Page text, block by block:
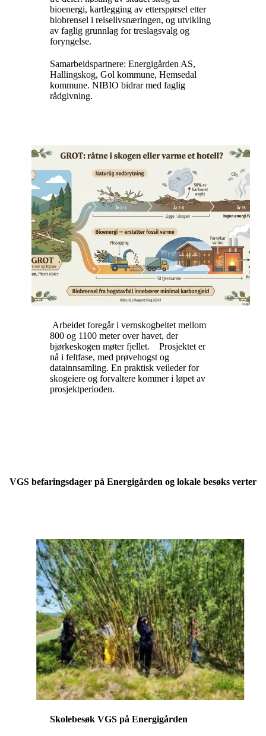
bioenergi, kartlegging av etterspørsel etter
biobrensel i reiselivsnæringen, og utvikling
av faglig grunnlag for treslagsvalg og
foryngelse.
Samarbeidspartnere: Energigården AS,
Hallingskog, Gol kommune, Hemsedal
kommune. NIBIO bidrar med faglig
rådgivning.
Arbeidet foregår i vernskogbeltet mellom
800 og 1100 meter over havet, der
bjørkeskogen møter fjellet. Prosjektet er
nå i feltfase, med prøvehogst og
datainnsamling. En praktisk veileder for
skogeiere og forvaltere kommer i løpet av
prosjektperioden.
VGS befaringsdager på Energigården og lokale besøks verter
Skolebesøk VGS på Energigården